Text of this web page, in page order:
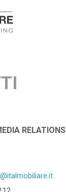
RELATIONS